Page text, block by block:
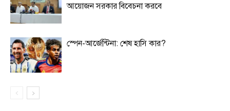
আয়োজন সরকার বিবেচনা করবে
স্পেন-আর্জেন্টিনা: শেষ হাসি কার?